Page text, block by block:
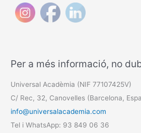
Per a més informació, no
Universal Acadèmia (NIF 77107425V)
C/ Rec, 32, Canovelles (Barcelona,
info@universalacademia.com
Tel i WhatsApp: 93 849 06 36